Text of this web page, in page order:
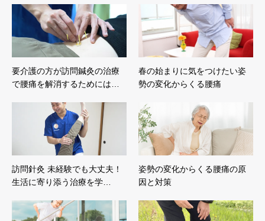
要介護の方が訪問鍼灸の治療
で腰痛を解消するためには…
春の始まりに気をつけたい姿
勢の変化からくる腰痛
訪問針灸 未経験でも大丈夫！
生活に寄り添う治療を学…
姿勢の変化からくる腰痛の原
因と対策